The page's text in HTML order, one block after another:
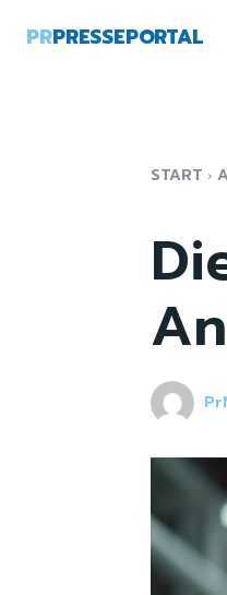
PRPRESSEPORTAL
START